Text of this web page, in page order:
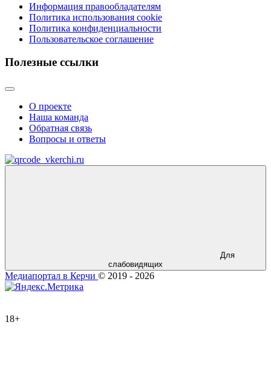
Информация правообладателям
Политика использования cookie
Политика конфиденциальности
Пользовательское соглашение
Полезные ссылки
О проекте
Наша команда
Обратная связь
Вопросы и ответы
Для
слабовидящих
Медиапортал в Керчи © 2019 - 2026
18+